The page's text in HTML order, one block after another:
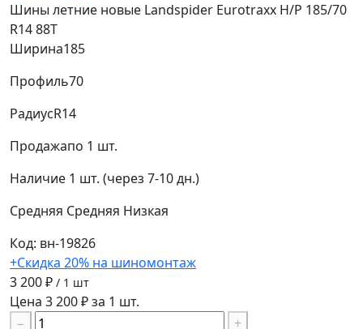
Шины летние новые Landspider Eurotraxx H/P 185/70
R14 88T
Ширина185
Профиль70
РадиусR14
Продажапо 1 шт.
Наличие 1 шт. (через 7-10 дн.)
Средняя Средняя Низкая
Код: вн-19826
+Скидка 20% на шиномонтаж
3 200 ₽ / 1 шт
Цена 3 200 ₽ за 1 шт.
−
+